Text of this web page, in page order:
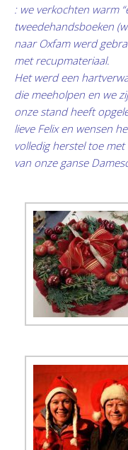
: we verkochten warm
tweedehandsboeken
naar Oxfam werd
met recupmateriaal.
Het werd een
die meeholpen en we
onze stand heeft
lieve Felix en wensen
volledig herstel toe met
van onze ganse